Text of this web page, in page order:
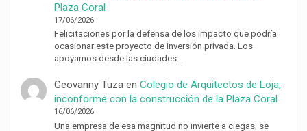
Plaza Coral
17/06/2026
Felicitaciones por la defensa de los impacto que podría
ocasionar este proyecto de inversión privada. Los
apoyamos desde las ciudades…
Geovanny Tuzaen Colegio de Arquitectos de Loja,
inconforme con la construcción de la Plaza Coral
16/06/2026
Una empresa de esa magnitud no invierte a ciegas, se